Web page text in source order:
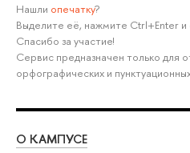
Нашли опечатку?
Выделите её, нажмите Ctrl+Enter
Спасибо за участие!
Сервис предназначен только для
орфографических и
О КАМПУСЕ